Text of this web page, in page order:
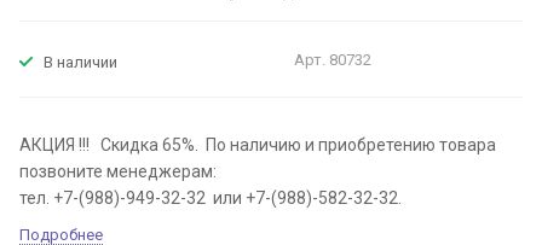
В наличии Арт. 80732
АКЦИЯ !!! Скидка 65%. По наличию и приобретению товара
позвоните менеджерам:
тел. +7-(988)-949-32-32 или +7-(988)-582-32-32.
Подробнее